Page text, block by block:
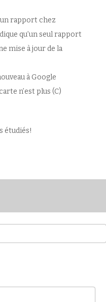
un rapport chez
qu’un seul rapport
mise à jour de la
à Google
n’est plus (C)
étudiés!